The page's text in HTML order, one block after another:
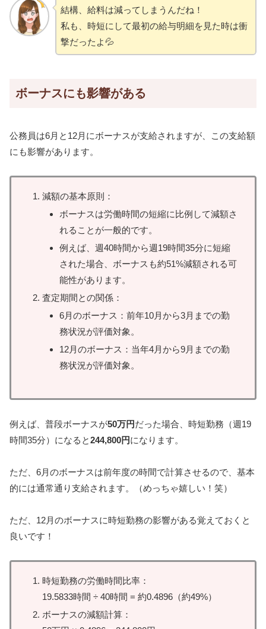
結構、給料は減ってしまうんだね！
私も、時短にして最初の給与明細を見た時は衝
撃だったよ💦
ボーナスにも影響がある
公務員は6月と12月にボーナスが支給されますが、この支給額
にも影響があります。
減額の基本原則：
ボーナスは労働時間の短縮に比例して減額さ
れることが一般的です。
例えば、週40時間から週19時間35分に短縮
された場合、ボーナスも約51%減額される可
能性があります。
査定期間との関係：
6月のボーナス：前年10月から3月までの勤
務状況が評価対象。
12月のボーナス：当年4月から9月までの勤
務状況が評価対象。
例えば、普段ボーナスが50万円だった場合、時短勤務（週19
時間35分）になると244,800円になります。
ただ、6月のボーナスは前年度の時間で計算させるので、基本
的には通常通り支給されます。（めっちゃ嬉しい！笑）
ただ、12月のボーナスに時短勤務の影響がある覚えておくと
良いです！
時短勤務の労働時間比率：
19.5833時間 ÷ 40時間 = 約0.4896（約49%）
ボーナスの減額計算：